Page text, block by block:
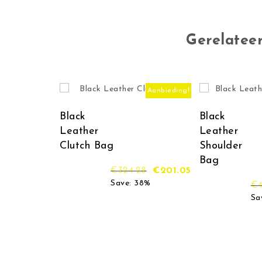
Aanbieding!
Black
Leather
Clutch Bag
€324.28 Oorspronkelijke prijs
€201.05
Save: 38%
Black
Leather
Shoulder
Bag
€